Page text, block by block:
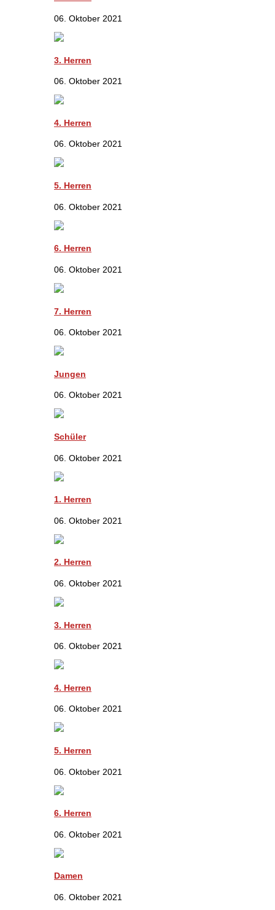
06. Oktober 2021
3. Herren
06. Oktober 2021
4. Herren
06. Oktober 2021
5. Herren
06. Oktober 2021
6. Herren
06. Oktober 2021
7. Herren
06. Oktober 2021
Jungen
06. Oktober 2021
Schüler
06. Oktober 2021
1. Herren
06. Oktober 2021
2. Herren
06. Oktober 2021
3. Herren
06. Oktober 2021
4. Herren
06. Oktober 2021
5. Herren
06. Oktober 2021
6. Herren
06. Oktober 2021
Damen
06. Oktober 2021